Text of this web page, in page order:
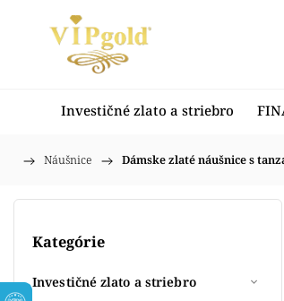
Investičné zlato a striebro
Domov
/ Náušnice / Dámske zlaté náušnice s
Kategórie
Investičné zlato a striebro